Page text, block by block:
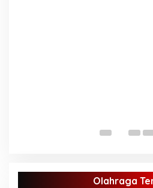
Olahraga